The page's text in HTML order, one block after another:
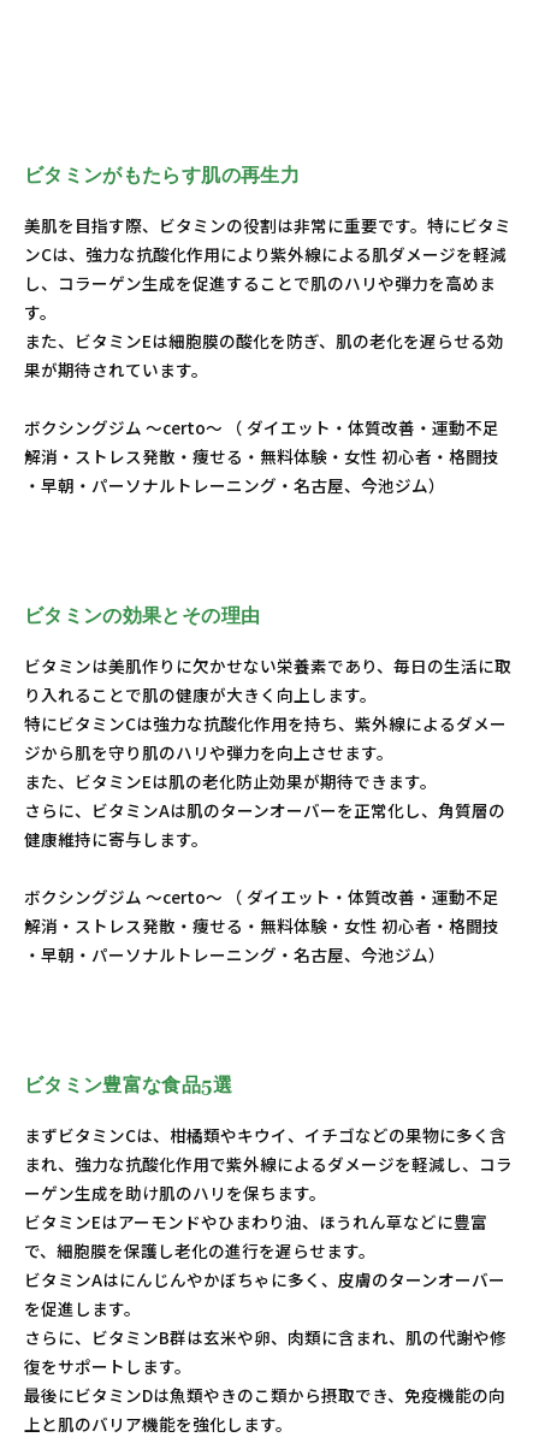
ビタミンがもたらす肌の再生力
美肌を目指す際、ビタミンの役割は非常に重要です。特にビタミ
ンCは、強力な抗酸化作用により紫外線による肌ダメージを軽減
し、コラーゲン生成を促進することで肌のハリや弾力を高めま
す。
また、ビタミンEは細胞膜の酸化を防ぎ、肌の老化を遅らせる効
果が期待されています。
ボクシングジム ～certo～ （ ダイエット・体質改善・運動不足
解消・ストレス発散・痩せる・無料体験・女性 初心者・格闘技
・早朝・パーソナルトレーニング・名古屋、今池ジム）
ビタミンの効果とその理由
ビタミンは美肌作りに欠かせない栄養素であり、毎日の生活に取
り入れることで肌の健康が大きく向上します。
特にビタミンCは強力な抗酸化作用を持ち、紫外線によるダメー
ジから肌を守り肌のハリや弾力を向上させます。
また、ビタミンEは肌の老化防止効果が期待できます。
さらに、ビタミンAは肌のターンオーバーを正常化し、角質層の
健康維持に寄与します。
ボクシングジム ～certo～ （ ダイエット・体質改善・運動不足
解消・ストレス発散・痩せる・無料体験・女性 初心者・格闘技
・早朝・パーソナルトレーニング・名古屋、今池ジム）
ビタミン豊富な食品5選
まずビタミンCは、柑橘類やキウイ、イチゴなどの果物に多く含
まれ、強力な抗酸化作用で紫外線によるダメージを軽減し、コラ
ーゲン生成を助け肌のハリを保ちます。
ビタミンEはアーモンドやひまわり油、ほうれん草などに豊富
で、細胞膜を保護し老化の進行を遅らせます。
ビタミンAはにんじんやかぼちゃに多く、皮膚のターンオーバー
を促進します。
さらに、ビタミンB群は玄米や卵、肉類に含まれ、肌の代謝や修
復をサポートします。
最後にビタミンDは魚類やきのこ類から摂取でき、免疫機能の向
上と肌のバリア機能を強化します。